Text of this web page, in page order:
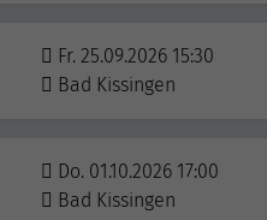
Fr. 25.09.2026 15:30
Bad Kissingen
Do. 01.10.2026 17:00
Bad Kissingen